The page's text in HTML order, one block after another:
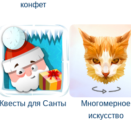
конфет
Квесты для Санты
Многомерное
искусство